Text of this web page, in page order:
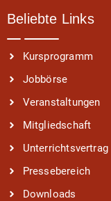
Beliebte Links
Kursprogramm
Jobbörse
Veranstaltungen
Mitgliedschaft
Unterrichtsvertrag
Pressebereich
Downloads